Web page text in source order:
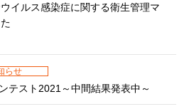
イルス感染症に関する衛生管理マ
らせ
テスト2021～中間結果発表中～